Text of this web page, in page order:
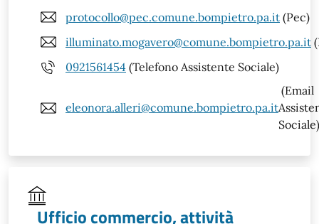
protocollo@pec.comune.bompietro.pa.it (Pec)
illuminato.mogavero@comune.bompietro.pa.it
0921561454 (Telefono Assistente Sociale)
eleonora.alleri@comune.bompietro.pa.it
(Email
Sociale)
Ufficio commercio, attività